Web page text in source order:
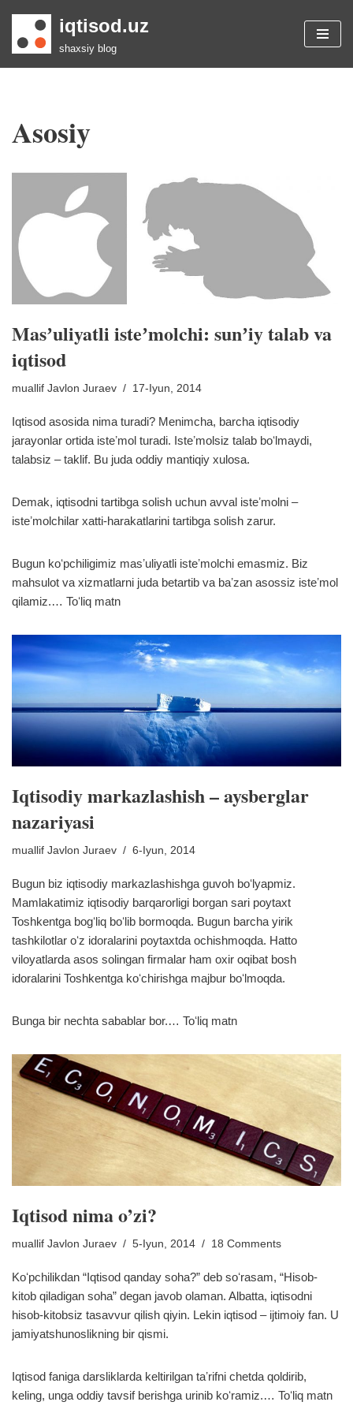
Skip
iqtisod.uz
shaxsiy blog
Asosiy
Masʼuliyatli isteʼmolchi: sunʼiy talab va
iqtisod
muallif Javlon Juraev 17-Iyun, 2014
Iqtisod asosida nima turadi? Menimcha, barcha iqtisodiy
jarayonlar ortida isteʼmol turadi. Isteʼmolsiz talab boʻlmaydi,
talabsiz – taklif. Bu juda oddiy mantiqiy xulosa.
Demak, iqtisodni tartibga solish uchun avval isteʼmolni –
isteʼmolchilar xatti-harakatlarini tartibga solish zarur.
Bugun koʻpchiligimiz masʼuliyatli isteʼmolchi emasmiz. Biz
mahsulot va xizmatlarni juda betartib va baʼzan asossiz isteʼmol
qilamiz.… Toʻliq matn
Iqtisodiy markazlashish – aysberglar
nazariyasi
muallif Javlon Juraev 6-Iyun, 2014
Bugun biz iqtisodiy markazlashishga guvoh boʻlyapmiz.
Mamlakatimiz iqtisodiy barqarorligi borgan sari poytaxt
Toshkentga bogʻliq boʻlib bormoqda. Bugun barcha yirik
tashkilotlar oʻz idoralarini poytaxtda ochishmoqda. Hatto
viloyatlarda asos solingan firmalar ham oxir oqibat bosh
idoralarini Toshkentga koʻchirishga majbur boʻlmoqda.
Bunga bir nechta sabablar bor.… Toʻliq matn
Iqtisod nima o’zi?
muallif Javlon Juraev 5-Iyun, 2014 18 Comments
Koʻpchilikdan “Iqtisod qanday soha?” deb soʻrasam, “Hisob-
kitob qiladigan soha” degan javob olaman. Albatta, iqtisodni
hisob-kitobsiz tasavvur qilish qiyin. Lekin iqtisod – ijtimoiy fan. U
jamiyatshunoslikning bir qismi.
Iqtisod faniga darsliklarda keltirilgan taʼrifni chetda qoldirib,
keling, unga oddiy tavsif berishga urinib koʻramiz.… Toʻliq matn